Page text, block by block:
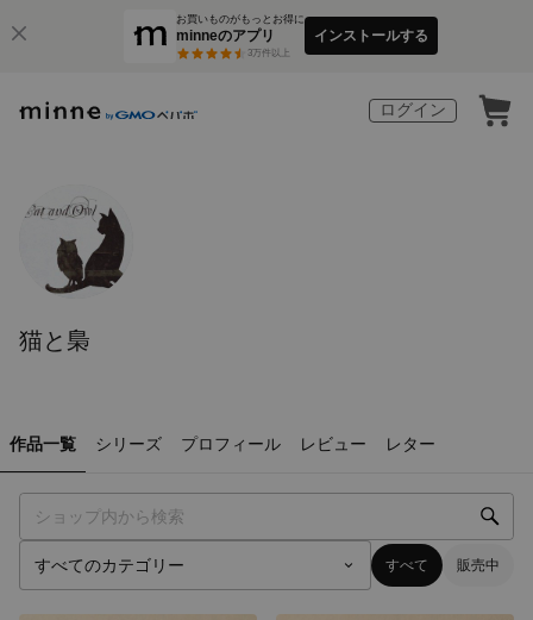
お買いものがもっとお得に
minneのアプリ
3万件以上
インストールする
ログイン
猫と梟
作品一覧 シリーズ プロフィール レビュー レター
すべて 販売中